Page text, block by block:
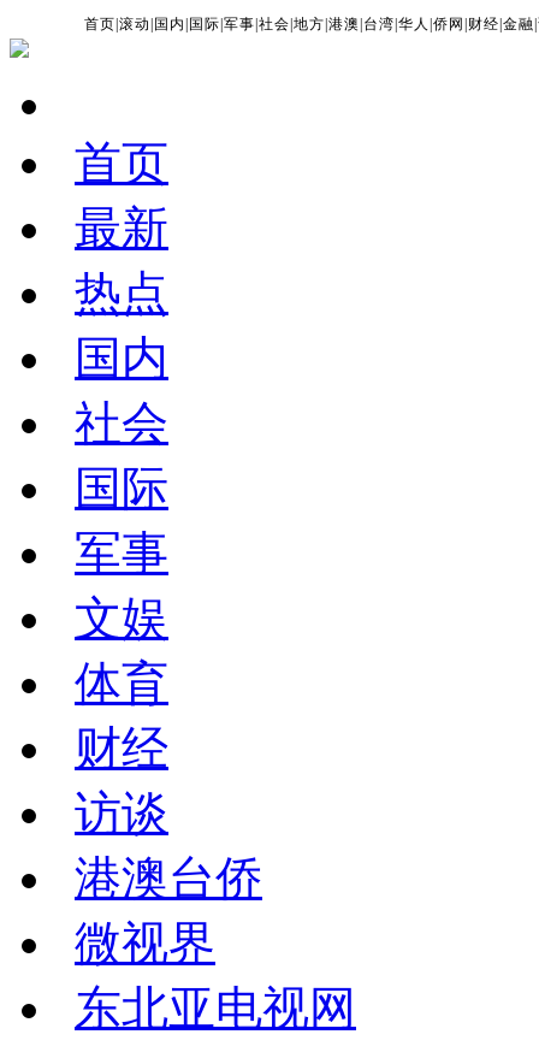
首页 |滚动 国内 国际 |军事 |社会 |地方 |港澳 台湾 |华人 |侨网 财经 |金融 |
首页
最新
热点
国内
社会
国际
军事
文娱
体育
财经
访谈
港澳台侨
微视界
东北亚电视网